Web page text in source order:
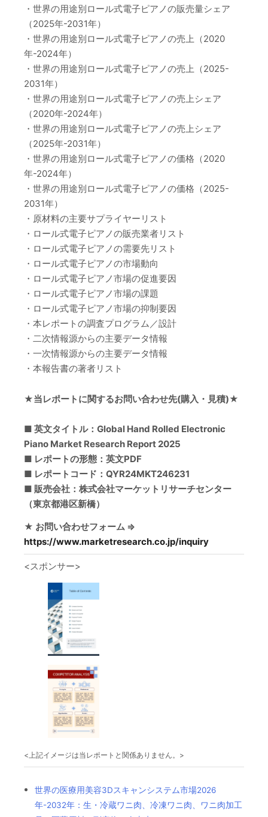
・世界の用途別ロール式電子ピアノの販売量シェア
（2025年-2031年）
・世界の用途別ロール式電子ピアノの売上（2020
年-2024年）
・世界の用途別ロール式電子ピアノの売上（2025-
2031年）
・世界の用途別ロール式電子ピアノの売上シェア
（2020年-2024年）
・世界の用途別ロール式電子ピアノの売上シェア
（2025年-2031年）
・世界の用途別ロール式電子ピアノの価格（2020
年-2024年）
・世界の用途別ロール式電子ピアノの価格（2025-
2031年）
・原材料の主要サプライヤーリスト
・ロール式電子ピアノの販売業者リスト
・ロール式電子ピアノの需要先リスト
・ロール式電子ピアノの市場動向
・ロール式電子ピアノ市場の促進要因
・ロール式電子ピアノ市場の課題
・ロール式電子ピアノ市場の抑制要因
・本レポートの調査プログラム／設計
・二次情報源からの主要データ情報
・一次情報源からの主要データ情報
・本報告書の著者リスト
★当レポートに関するお問い合わせ先(購入・見積)★
■ 英文タイトル：Global Hand Rolled Electronic
Piano Market Research Report 2025
■ レポートの形態：英文PDF
■ レポートコード：QYR24MKT246231
■ 販売会社：株式会社マーケットリサーチセンター
（東京都港区新橋）
★ お問い合わせフォーム ⇒
https://www.marketresearch.co.jp/inquiry
<スポンサー>
<上記イメージは当レポートと関係ありません。>
世界の医療用美容3Dスキャンシステム市場2026
年-2032年：生・冷蔵ワニ肉、冷凍ワニ肉、ワニ肉加工